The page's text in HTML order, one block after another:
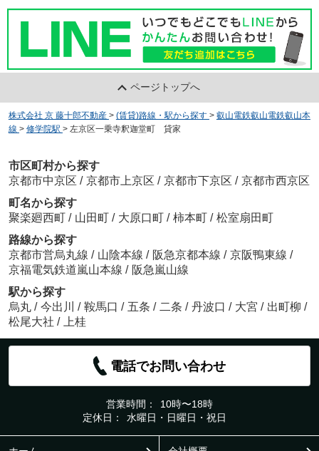
ページトップへ
株式会社 京 藤十郎不動産 > (賃貸)路線・駅から探す > 叡山電鉄叡山電鉄叡山本
線 > 修学院駅 > 左京区一乗寺釈迦堂町 貸家
市区町村から探す
京都市中京区 / 京都市上京区 / 京都市下京区 / 京都市西京区
町名から探す
聚楽廻西町 / 山田町 / 大原口町 / 柿本町 / 松室扇田町
路線から探す
京都市営烏丸線 / 山陰本線 / 阪急京都本線 / 京阪鴨東線 /
京福電気鉄道嵐山本線 / 阪急嵐山線
駅から探す
烏丸 / 今出川 / 鞍馬口 / 五条 / 二条 / 丹波口 / 大宮 / 出町柳 /
松尾大社 / 上桂
電話でお問い合わせ
営業時間：
10時〜18時
定休日：
水曜日・日曜日・祝日